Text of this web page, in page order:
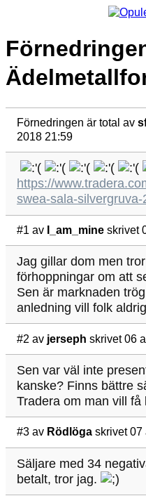
Förnedringen är total av
2018 21:59
https://
swea-sala-silvergruva-
#1 av I_am_mine skrivet
Jag gillar dom men
förhoppningar om att
Sen är marknaden
anledning vill folk
#2 av jerseph skrivet 06
Sen var väl inte
kanske? Finns bättre
Tradera om man vill få
#3 av Rödlöga skrivet 07
Säljare med 34
betalt, tror jag.